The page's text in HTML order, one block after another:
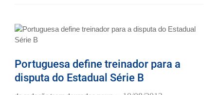
Portuguesa define treinador para a
disputa do Estadual Série B